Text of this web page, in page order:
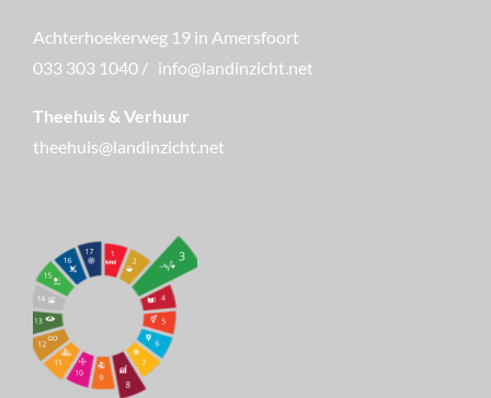
Achterhoekerweg 19 in Amersfoort
033 303 1040 / info@landinzicht.net
Theehuis & Verhuur
theehuis@landinzicht.net